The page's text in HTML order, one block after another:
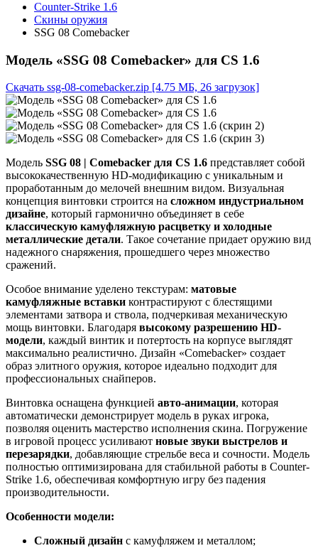
Counter-Strike 1.6
Скины оружия
SSG 08 Comebacker
Модель «SSG 08 Comebacker» для CS 1.6
Скачать ssg-08-comebacker.zip [4.75 МБ, 26 загрузок]
Модель SSG 08 | Comebacker для CS 1.6 представляет собой
высококачественную HD-модификацию с уникальным и
проработанным до мелочей внешним видом. Визуальная
концепция винтовки строится на сложном индустриальном
дизайне, который гармонично объединяет в себе
классическую камуфляжную расцветку и холодные
металлические детали. Такое сочетание придает оружию вид
надежного снаряжения, прошедшего через множество
сражений.
Особое внимание уделено текстурам: матовые
камуфляжные вставки контрастируют с блестящими
элементами затвора и ствола, подчеркивая механическую
мощь винтовки. Благодаря высокому разрешению HD-
модели, каждый винтик и потертость на корпусе выглядят
максимально реалистично. Дизайн «Comebacker» создает
образ элитного оружия, которое идеально подходит для
профессиональных снайперов.
Винтовка оснащена функцией авто-анимации, которая
автоматически демонстрирует модель в руках игрока,
позволяя оценить мастерство исполнения скина. Погружение
в игровой процесс усиливают новые звуки выстрелов и
перезарядки, добавляющие стрельбе веса и сочности. Модель
полностью оптимизирована для стабильной работы в Counter-
Strike 1.6, обеспечивая комфортную игру без падения
производительности.
Особенности модели:
Сложный дизайн с камуфляжем и металлом;